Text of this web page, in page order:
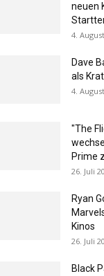
neuen
4.
Dave
als
4.
"The
Prime
26. Juli
Ryan
Kinos
26. Juli
Black